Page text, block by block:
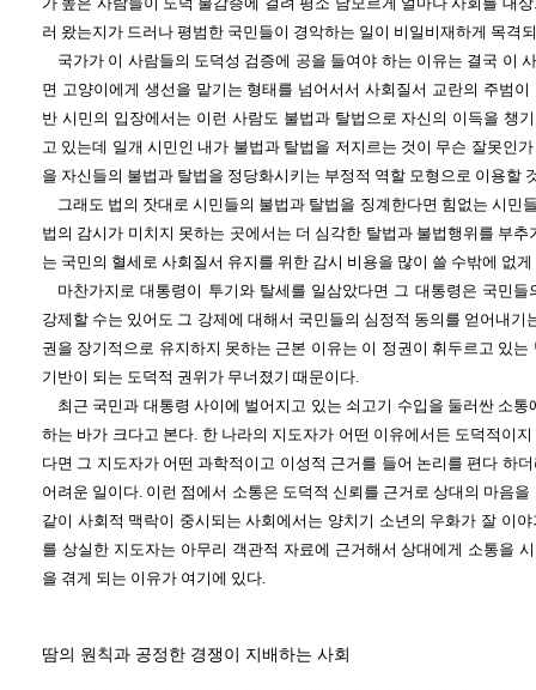
러 왔는지가 드러나 평범한 국민들이 경악하는 일이 비일비재하게 목격
국가가 이 사람들의 도덕성 검증에 공을 들여야 하는 이유는 결국 이
면 고양이에게 생선을 맡기는 형태를 넘어서서 사회질서 교란의 주범
반 시민의 입장에서는 이런 사람도 불법과 탈법으로 자신의 이득을 챙
고 있는데 일개 시민인 내가 불법과 탈법을 저지르는 것이 무슨 잘못인
을 자신들의 불법과 탈법을 정당화시키는 부정적 역할 모형으로 이용할
그래도 법의 잣대로 시민들의 불법과 탈법을 징계한다면 힘없는 시민
법의 감시가 미치지 못하는 곳에서는 더 심각한 탈법과 불법행위를 부
는 국민의 혈세로 사회질서 유지를 위한 감시 비용을 많이 쓸 수밖에 없게
마찬가지로 대통령이 투기와 탈세를 일삼았다면 그 대통령은 국민
강제할 수는 있어도 그 강제에 대해서 국민들의 심정적 동의를 얻어내기
권을 장기적으로 유지하지 못하는 근본 이유는 이 정권이 휘두르고 있
기반이 되는 도덕적 권위가 무너졌기 때문이다.
최근 국민과 대통령 사이에 벌어지고 있는 쇠고기 수입을 둘러싼 소
하는 바가 크다고 본다. 한 나라의 지도자가 어떤 이유에서든 도덕적이
다면 그 지도자가 어떤 과학적이고 이성적 근거를 들어 논리를 편다 하
어려운 일이다. 이런 점에서 소통은 도덕적 신뢰를 근거로 상대의 마음
같이 사회적 맥락이 중시되는 사회에서는 양치기 소년의 우화가 잘 이
를 상실한 지도자는 아무리 객관적 자료에 근거해서 상대에게 소통을
을 겪게 되는 이유가 여기에 있다.
땀의 원칙과 공정한 경쟁이 지배하는 사회